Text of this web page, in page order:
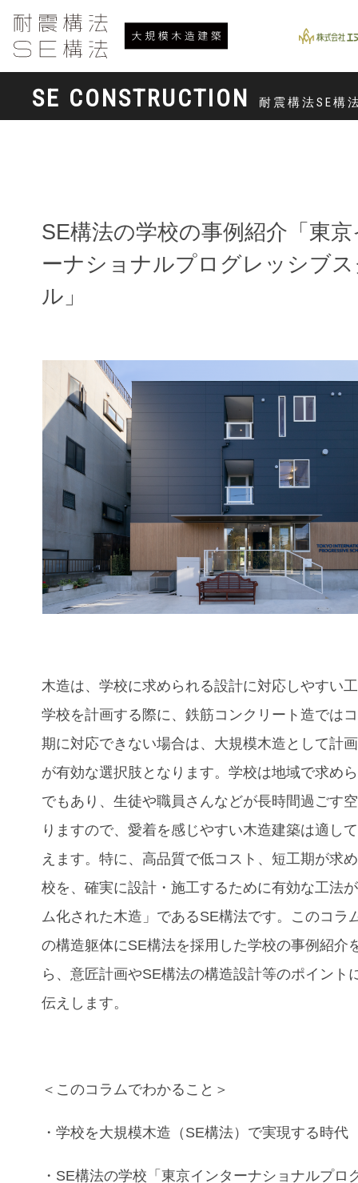
SE CONSTRUCTION 耐震構法SE構
SE構法の学校の事例紹介「東
ーナショナルプログレッシブ
ル」
木造は、学校に求められる設計に対応しやすい
学校を計画する際に、鉄筋コンクリート造では
期に対応できない場合は、大規模木造として計
が有効な選択肢となります。学校は地域で求め
でもあり、生徒や職員さんなどが長時間過ごす
りますので、愛着を感じやすい木造建築は適し
えます。特に、高品質で低コスト、短工期が求
校を、確実に設計・施工するために有効な工法
ム化された木造」であるSE構法です。このコラ
の構造躯体にSE構法を採用した学校の事例紹介
ら、意匠計画やSE構法の構造設計等のポイント
伝えします。
＜このコラムでわかること＞
・学校を大規模木造 （ SE構法） で実現する時代
・ SE構法の学校 「東京インターナショナルプロ